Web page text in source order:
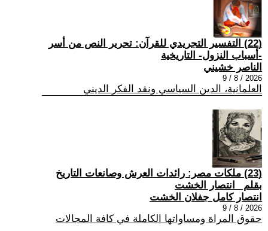
(22) التفسير التجريدي للقرآن: تحرير النص من أسر
-أسباب النزول- التاريخية
الناصر خشيني
2026 / 8 / 9
العلمانية، الدين السياسي ونقد الفكر الديني
(23) ملكات مصر: رائدات العرش وصانعات التاريخ
بقلم _انتصار الخشت
انتصار كامل جفلان الخشت
2026 / 8 / 9
حقوق المراة ومساواتها الكاملة في كافة المجالات